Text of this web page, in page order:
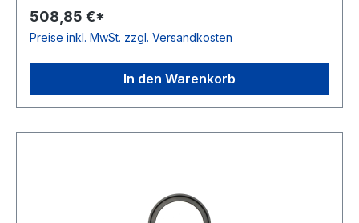
508,85 €*
Preise inkl. MwSt. zzgl. Versandkosten
In den Warenkorb